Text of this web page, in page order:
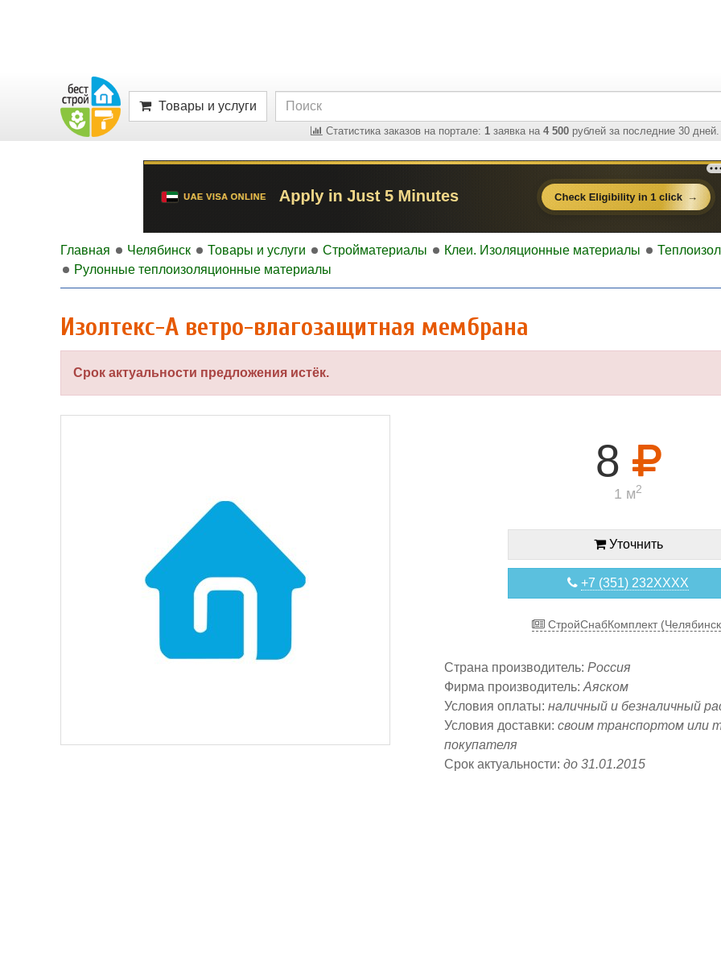
Товары и услуги
Статистика заказов на портале: 1заявка на 4 500рублей за последние 30 дней.
Главная Челябинск Товары и услуги Стройматериалы Клеи. Изоляционные материалы
Рулонные теплоизоляционные материалы
Изолтекс-А ветро-влагозащитная мембрана
Срок актуальности предложения истёк.
8
1 м2
Уточнить
+7 (351) 232XXXX
СтройСнабКомплект
Страна производитель: Россия
Фирма производитель: Аяском
Условия оплаты: наличный и безналичный
Условия доставки: своим транспортом или
покупателя
Срок актуальности: до 31.01.2015